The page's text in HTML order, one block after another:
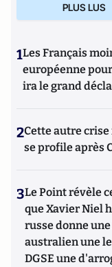
PLUS LUS
1Les Français
européenne
ira le grand
2Cette autre
se profile après
3Le Point révèle
que Xavier Niel
russe donne
australien une
DGSE une